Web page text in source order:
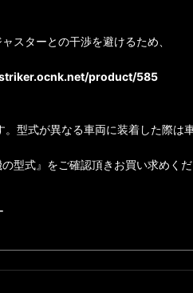
スターとの干渉を避けるため、
product/585
型式が異なる車両に装着した際
型式』をご確認頂きお買い求めくだ